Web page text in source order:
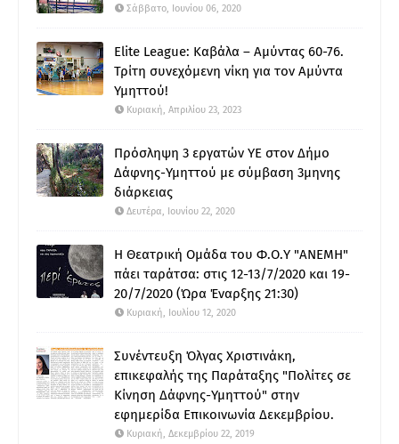
Σάββατο, Ιουνίου 06, 2020
Elite League: Καβάλα – Αμύντας 60-76.
Τρίτη συνεχόμενη νίκη για τον Αμύντα
Υμηττού!
Κυριακή, Απριλίου 23, 2023
Πρόσληψη 3 εργατών ΥΕ στον Δήμο
Δάφνης-Υμηττού με σύμβαση 3μηνης
διάρκειας
Δευτέρα, Ιουνίου 22, 2020
Η Θεατρική Ομάδα του Φ.Ο.Υ "ΑΝΕΜΗ"
πάει ταράτσα: στις 12-13/7/2020 και 19-
20/7/2020 (Ώρα Έναρξης 21:30)
Κυριακή, Ιουλίου 12, 2020
Συνέντευξη Όλγας Χριστινάκη,
επικεφαλής της Παράταξης "Πολίτες σε
Κίνηση Δάφνης-Υμηττού" στην
εφημερίδα Επικοινωνία Δεκεμβρίου.
Κυριακή, Δεκεμβρίου 22, 2019